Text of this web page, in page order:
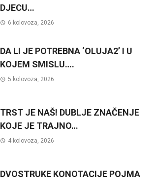
DJECU…
6 kolovoza, 2026
DA LI JE POTREBNA ‘OLUJA2’ I U
KOJEM SMISLU….
5 kolovoza, 2026
TRST JE NAŠ! DUBLJE ZNAČENJE
KOJE JE TRAJNO…
4 kolovoza, 2026
DVOSTRUKE KONOTACIJE POJMA